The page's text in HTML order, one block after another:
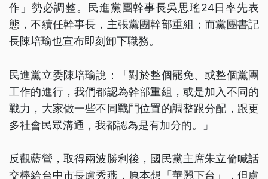
作」勢必調整。民進黨團幹事長吳思瑤24日率先表
態，不續任幹事長，主張黨團幹部重組；而黨團書記
長陳培瑜也宣布即刻卸下職務。
民進黨立委陳培瑜說：「對於整個罷免、或整個黨團
工作的進行，我們都認為幹部重組，或是加入不同的
戰力，大家做一些不同戰鬥位置的調整跟分配，跟更
多社會民眾溝通，我都認為是有加分的。」
反觀藍營，取得兩波勝利後，國民黨主席朱立倫喊話
交棒給台中市長盧秀燕，原本想「華麗下台」，但盧